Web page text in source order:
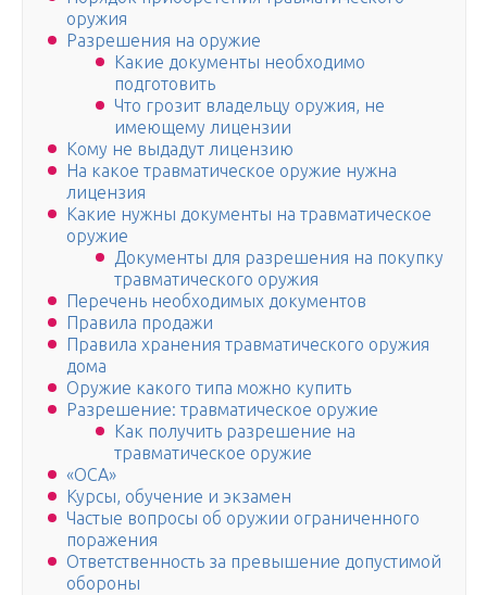
оружия
Разрешения на оружие
Какие документы необходимо
подготовить
Что грозит владельцу оружия, не
имеющему лицензии
Кому не выдадут лицензию
На какое травматическое оружие нужна
лицензия
Какие нужны документы на травматическое
оружие
Документы для разрешения на покупку
травматического оружия
Перечень необходимых документов
Правила продажи
Правила хранения травматического оружия
дома
Оружие какого типа можно купить
Разрешение: травматическое оружие
Как получить разрешение на
травматическое оружие
«ОСА»
Курсы, обучение и экзамен
Частые вопросы об оружии ограниченного
поражения
Ответственность за превышение допустимой
обороны